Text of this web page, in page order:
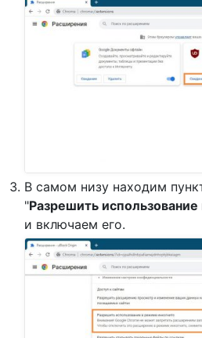
В самом низу находим
"Разрешить
и включаем его.